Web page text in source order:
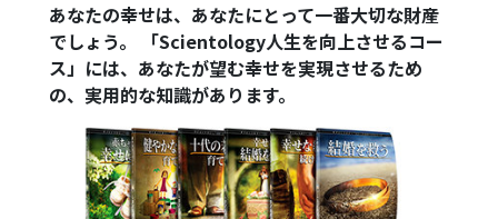
あなたの幸せは、あなたにとって一番大切な財産
でしょう。 「Scientology人生を向上させるコー
ス」には、あなたが望む幸せを実現させるため
の、実用的な知識があります。